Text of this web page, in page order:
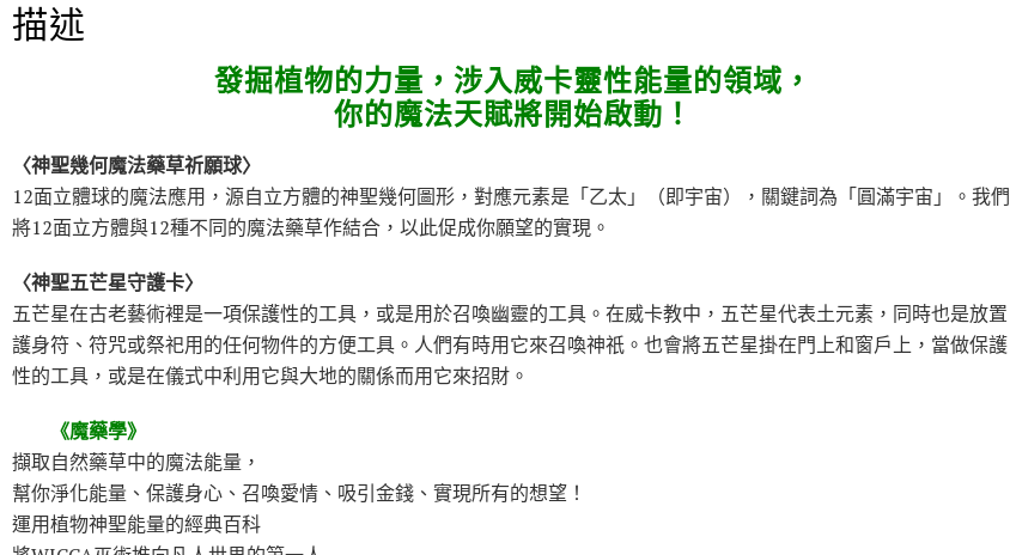
描述
發掘植物的力量，涉入威卡靈性能量的領域，
你的魔法天賦將開始啟動！
〈神聖幾何魔法藥草祈願球〉
12面立體球的魔法應用，源自立方體的神聖幾何圖形，對應元素是「乙太」（即宇宙），關鍵詞為「圓滿宇宙」。我們
將12面立方體與12種不同的魔法藥草作結合，以此促成你願望的實現。
〈神聖五芒星守護卡〉
五芒星在古老藝術裡是一項保護性的工具，或是用於召喚幽靈的工具。在威卡教中，五芒星代表土元素，同時也是放置
護身符、符咒或祭祀用的任何物件的方便工具。人們有時用它來召喚神祇。也會將五芒星掛在門上和窗戶上，當做保護
性的工具，或是在儀式中利用它與大地的關係而用它來招財。
《魔藥學》
擷取自然藥草中的魔法能量，
幫你淨化能量、保護身心、召喚愛情、吸引金錢、實現所有的想望！
運用植物神聖能量的經典百科